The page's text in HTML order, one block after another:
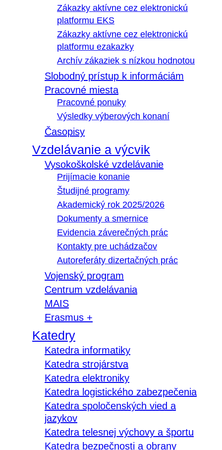
Zákazky aktívne cez elektronickú
platformu EKS
Zákazky aktívne cez elektronickú
platformu ezakazky
Archív zákaziek s nízkou hodnotou
Slobodný prístup k informáciám
Pracovné miesta
Pracovné ponuky
Výsledky výberových konaní
Časopisy
Vzdelávanie a výcvik
Vysokoškolské vzdelávanie
Prijímacie konanie
Študijné programy
Akademický rok 2025/2026
Dokumenty a smernice
Evidencia záverečných prác
Kontakty pre uchádzačov
Autoreferáty dizertačných prác
Vojenský program
Centrum vzdelávania
MAIS
Erasmus +
Katedry
Katedra informatiky
Katedra strojárstva
Katedra elektroniky
Katedra logistického zabezpečenia
Katedra spoločenských vied a
jazykov
Katedra telesnej výchovy a športu
Katedra bezpečnosti a obrany